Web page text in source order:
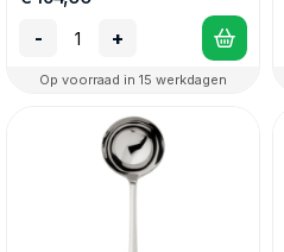
-
+
Op voorraad in 15 werkdagen